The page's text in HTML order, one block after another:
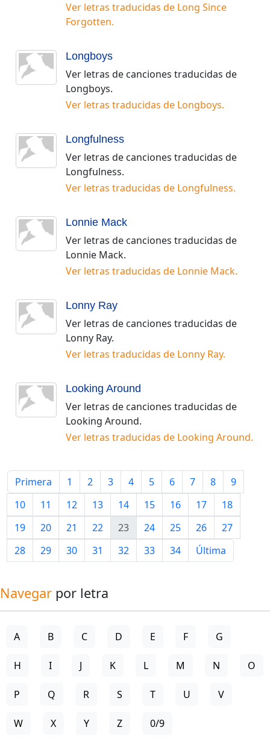
Ver letras traducidas de Long Since
Forgotten.
Longboys
Ver letras de canciones traducidas de
Longboys.
Ver letras traducidas de Longboys.
Longfulness
Ver letras de canciones traducidas de
Longfulness.
Ver letras traducidas de Longfulness.
Lonnie Mack
Ver letras de canciones traducidas de
Lonnie Mack.
Ver letras traducidas de Lonnie Mack.
Lonny Ray
Ver letras de canciones traducidas de
Lonny Ray.
Ver letras traducidas de Lonny Ray.
Looking Around
Ver letras de canciones traducidas de
Looking Around.
Ver letras traducidas de Looking Around.
Primera 1 2 3 4 5 6 7 8
9
10
11 12 13 14 15 16 17
18
19
20 21 22 23 24 25 26
27
28
29 30 31 32 33 34 Última
Navegar por letra
A B C D E F G
H I J K L M N O
P Q R S T U V
W X Y Z 0/9